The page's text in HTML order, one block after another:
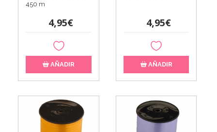
450 m
4,95€
AÑADIR
4,95€
AÑADIR